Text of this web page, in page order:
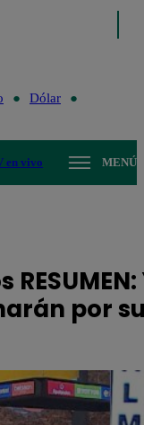
Dólar
en vivo MENÚ
por